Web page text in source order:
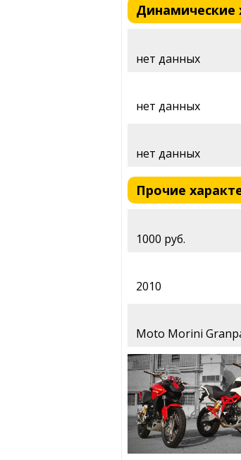
Динамические
нет данных
нет данных
нет данных
Прочие
1000 руб.
2010
Moto Morini